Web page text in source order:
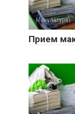
Макулатура
Прием